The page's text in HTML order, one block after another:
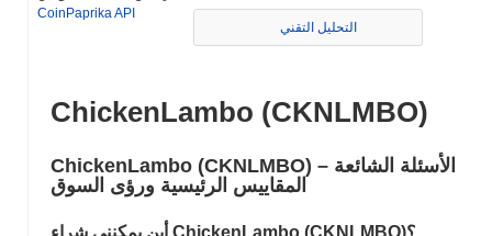
CoinPaprika API
التحليل التقني
ChickenLambo (CKNLMBO)
ChickenLambo (CKNLMBO) الأسئلة الشائعة –
المقاييس الرئيسية ورؤى السوق
أين يمكنني شراء ChickenLambo (CKNLMBO)؟